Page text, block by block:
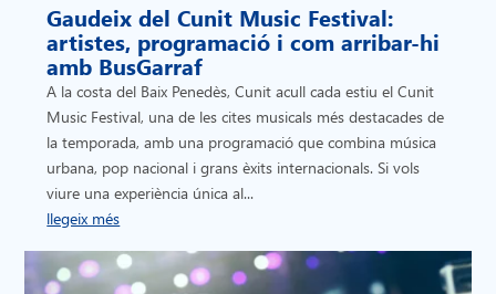
Gaudeix del Cunit Music Festival:
artistes, programació i com arribar-hi
amb BusGarraf
A la costa del Baix Penedès, Cunit acull cada estiu el Cunit
Music Festival, una de les cites musicals més destacades de
la temporada, amb una programació que combina música
urbana, pop nacional i grans èxits internacionals. Si vols
viure una experiència única al...
llegeix més